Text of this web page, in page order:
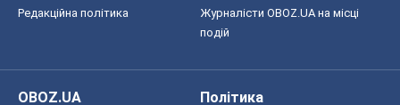
Редакційна політика
Журналісти OBOZ.UA на місці
подій
OBOZ.UA
Політика